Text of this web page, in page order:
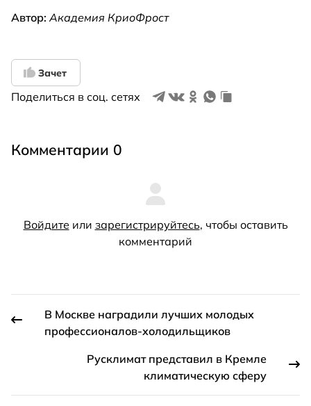
Автор:Академия КриоФрост
Зачет
Поделиться в соц. сетях
Комментарии 0
Войдите или зарегистрируйтесь, чтобы оставить
комментарий
В Москве наградили лучших молодых
профессионалов-холодильщиков
Русклимат представил в Кремле
климатическую сферу